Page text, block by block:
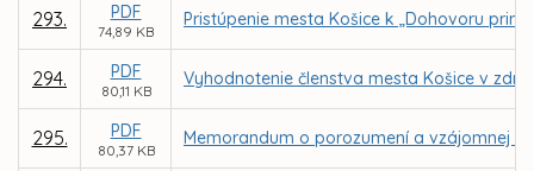
293. PDF
74,89 KB
Pristúpenie mesta Košice k „Dohovoru
294. PDF
80,11 KB
Vyhodnotenie členstva mesta Košice v
295. PDF
80,37 KB
Memorandum o porozumení a vzájomnej